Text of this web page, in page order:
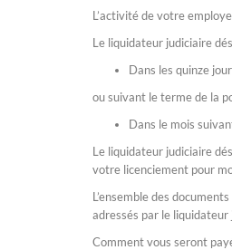
L’activité de votre
Le liquidateur judiciaire
Dans les quinze
ou suivant le terme de la
Dans le mois
Le liquidateur judiciaire
votre licenciement pour
L’ensemble des
adressés par le
Comment vous seront